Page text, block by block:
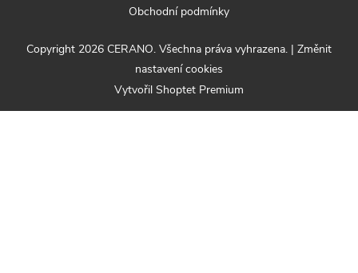
Obchodní podmínky
Vytvořil Shoptet Premium
Copyright 2026 CERANO. Všechna práva vyhrazena. | Změnit
nastavení cookies